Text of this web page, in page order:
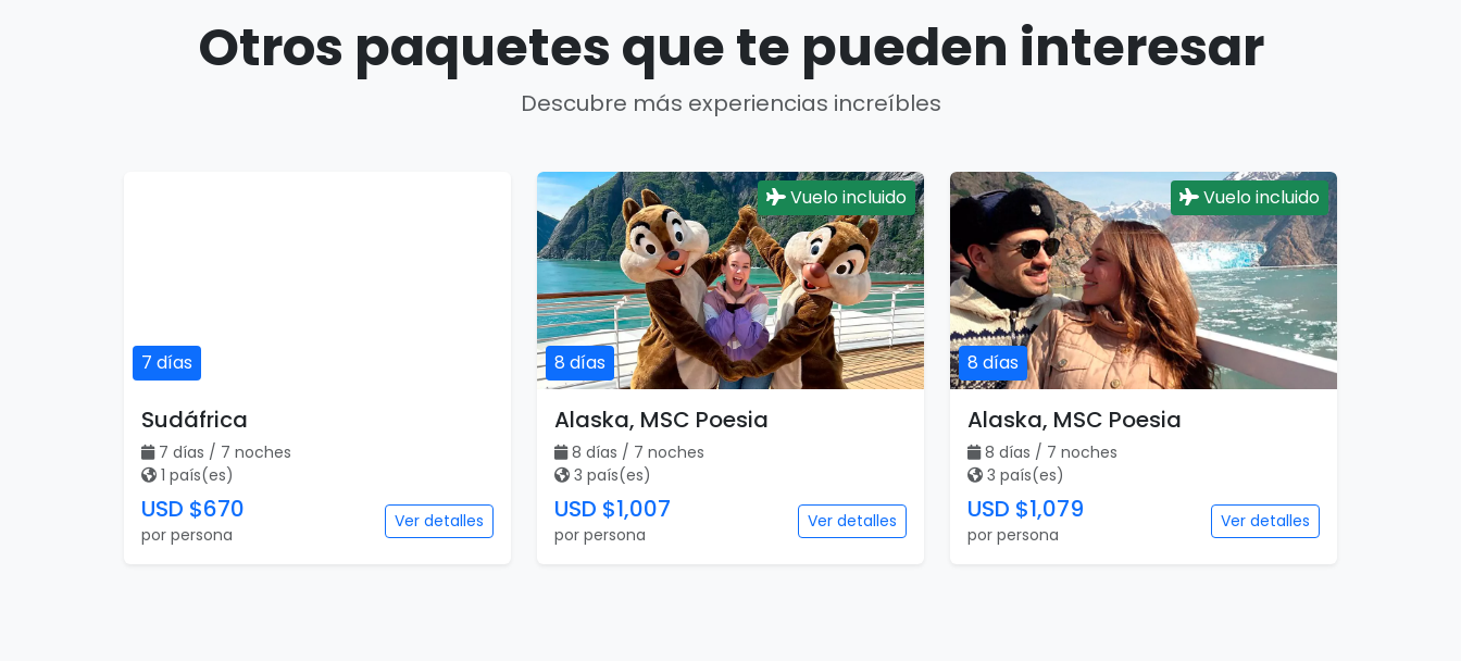
Otros paquetes que te pueden interesar
Descubre más experiencias increíbles
7 días
Sudáfrica
7 días / 7 noches
1 país(es)
USD $670
por persona
Ver detalles
8 días
Vuelo incluido
Alaska, MSC Poesia
8 días / 7 noches
3 país(es)
USD $1,007
por persona
Ver detalles
8 días
Vuelo incluido
Alaska, MSC Poesia
8 días / 7 noches
3 país(es)
USD $1,079
por persona
Ver detalles